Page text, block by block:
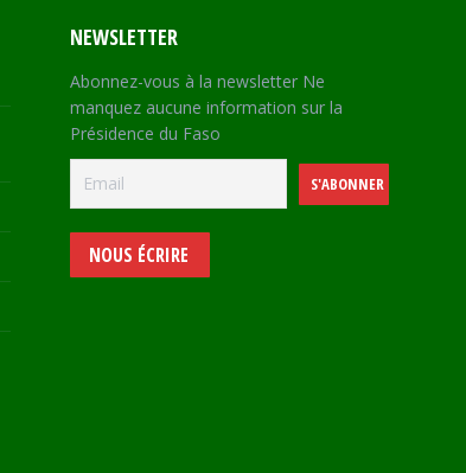
NEWSLETTER
Abonnez-vous à la newsletter Ne
manquez aucune information sur la
Présidence du Faso
NOUS ÉCRIRE